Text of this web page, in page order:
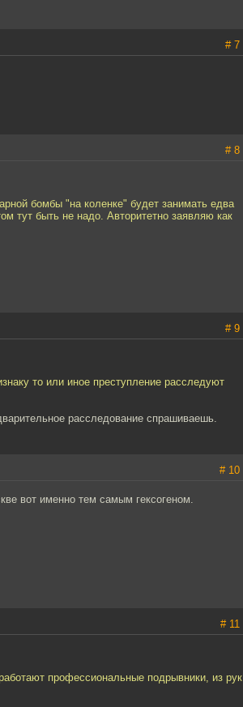
# 7
# 8
бомбы "на коленке" будет занимать едва
тут быть не надо. Авторитетно заявляю как
# 9
то или иное преступление расследуют
расследование спрашиваешь.
# 10
вот именно тем самым гексогеном.
# 11
профессиональные подрывники, из рук